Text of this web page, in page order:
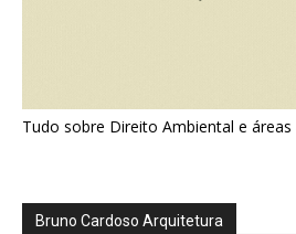
Tudo sobre Direito Ambiental e áreas
Bruno Cardoso Arquitetura